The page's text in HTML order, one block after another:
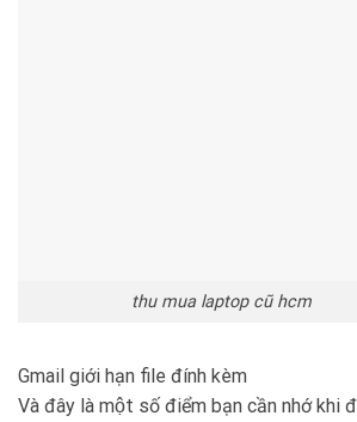
thu mua laptop cũ hcm
Gmail giới hạn file đính kèm
Và đây là một số điểm bạn cần nhớ khi